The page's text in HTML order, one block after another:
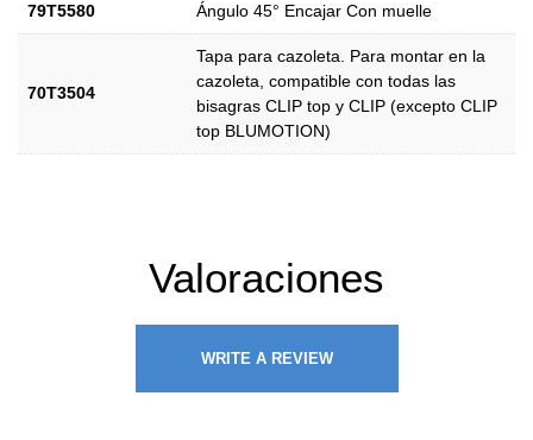
79T5580 Ángulo 45° Encajar Con muelle
70T3504
Tapa para cazoleta. Para montar en la
cazoleta, compatible con todas las
bisagras CLIP top y CLIP (excepto CLIP
top BLUMOTION)
Valoraciones
WRITE A REVIEW